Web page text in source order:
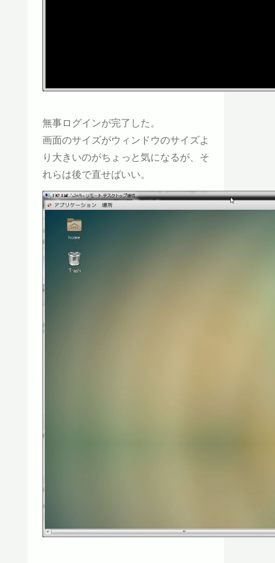
無事ログインが完了した。
画面のサイズがウィンドウのサイズよ
り大きいのがちょっと気になるが、そ
れらは後で直せばいい。